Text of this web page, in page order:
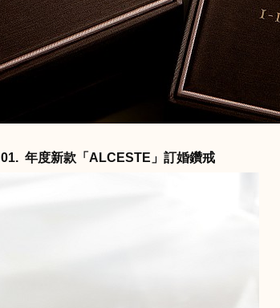
01. 年度新款「ALCESTE」訂婚鑽戒